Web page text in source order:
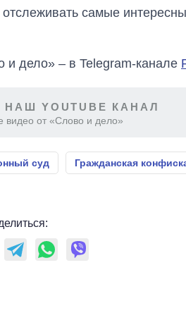
отслеживать самые
и дело» – в Telegram-канале
YOUTUBE КАНАЛ
видео от «Слово и дело»
суд Гражданская